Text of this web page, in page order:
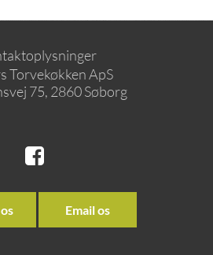
Torvekøkken ApS
75, 2860 Søborg
Email os